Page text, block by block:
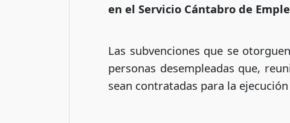
en el Servicio Cántabro de
Las subvenciones que se
personas desempleadas que,
sean contratadas para la